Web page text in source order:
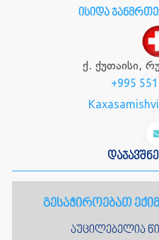
ისიდა
ქ. ქუთაისი,
+995
გესაჭიროებათ
აუცილებელია